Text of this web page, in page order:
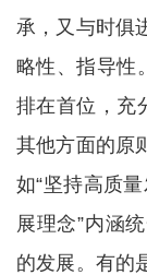
承，又与时俱
略性、指导性
排在首位，充
其他方面的原
如“坚持高质
展理念”内涵
的发展。有的